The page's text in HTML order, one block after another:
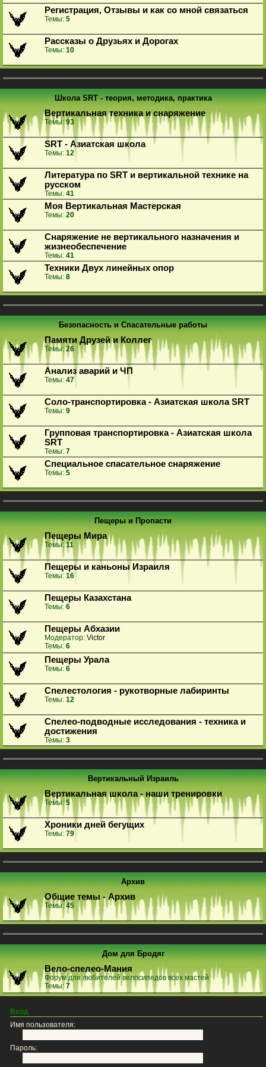
Регистрация, Отзывы и как со мной связаться
Темы: 5
Рассказы о Друзьях и Дорогах
Темы: 10
Школа SRT - теория, методика, практика
Вертикальная техника и снаряжение
Темы:93
SRT - Азиатская школа
Темы: 12
Литература по SRT и вертикальной технике на
русском
Темы: 41
Моя Вертикальная Мастерская
Темы: 20
Снаряжение не вертикального назначения и
жизнеобеспечение
Темы: 41
Техники Двух линейных опор
Темы: 8
Безопасность и Спасательные работы
Памяти Друзей и Коллег
Темы:26
Анализ аварий и ЧП
Темы: 47
Соло-транспортировка - Азиатская школа SRT
Темы: 9
Групповая транспортировка - Азиатская школа
SRT
Темы: 7
Специальное спасательное снаряжение
Темы: 5
Пещеры и Пропасти
Пещеры Мира
Темы:11
Пещеры и каньоны Израиля
Темы: 16
Пещеры Казахстана
Темы: 6
Пещеры Абхазии
Модератор: Victor
Темы: 6
Пещеры Урала
Темы: 6
Спелестология - рукотворные лабиринты
Темы: 12
Спелео-подводные исследования - техника и
достижения
Темы: 3
Вертикальный Израиль
Вертикальная школа - наши тренировки
Темы:5
Хроники дней бегущих
Темы: 79
Архив
Общие темы - Архив
Темы:45
Дом для Бродяг
Вело-спелео-Мания
Форум для любителей велосипедов всех мастей
Темы:7
Вход
Имя пользователя:
Пароль: